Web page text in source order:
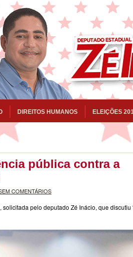
DIREITOS HUMANOS ELEIÇÕES
pública contra a
COMENTÁRIOS
pelo deputado Zé Inácio, que discutiu